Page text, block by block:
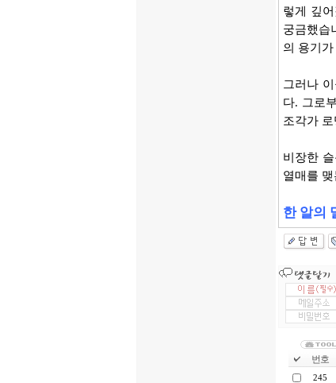
렇게 깊
궁금했습
의 용기
그러나
다. 그로
조각가
비장한
열매를
한 알의
번호
245